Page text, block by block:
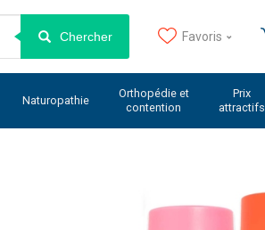
Chercher Favoris
Naturopathie
Orthopédie et
contention
Prix
attractifs